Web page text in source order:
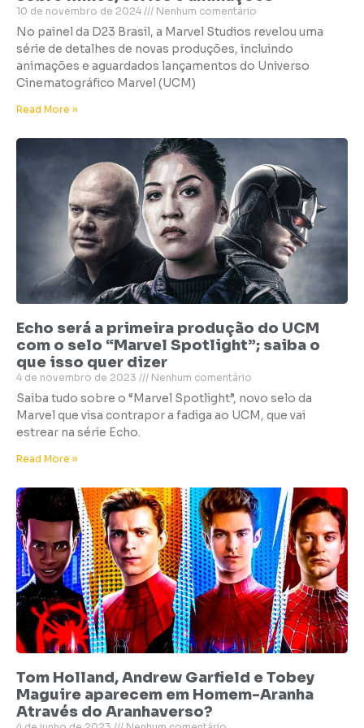
10 de novembro de 2024 Nenhum comentário
No painel da D23 Brasil, a Marvel Studios revelou uma
série de detalhes de novas produções, incluindo
animações e aguardados lançamentos do Universo
Cinematográfico Marvel (UCM)
Read More »
Echo será a primeira produção do UCM
com o selo “Marvel Spotlight”; saiba o
que isso quer dizer
4 de novembro de 2023 Nenhum comentário
Saiba tudo sobre o “Marvel Spotlight”, novo selo da
Marvel que visa contrapor a fadiga ao UCM, que vai
estrear na série Echo.
Read More »
Tom Holland, Andrew Garfield e Tobey
Maguire aparecem em Homem-Aranha
Através do Aranhaverso?